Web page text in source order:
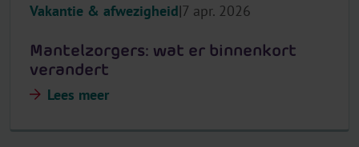
Vakantie & afwezigheid 7 apr. 2026
Mantelzorgers: wat er binnenkort
verandert
Lees meer